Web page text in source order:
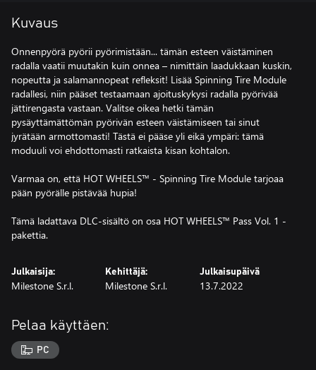
Kuvaus
Onnenpyörä pyörii pyörimistään... tämän esteen väistäminen
radalla vaatii muutakin kuin onnea – nimittäin laadukkaan kuskin,
nopeutta ja salamannopeat refleksit! Lisää Spinning Tire Module
radallesi, niin pääset testaamaan ajoituskykysi radalla pyörivää
jättirengasta vastaan. Valitse oikea hetki tämän
pysäyttämättömän pyörivän esteen väistämiseen tai sinut
jyrätään armottomasti! Tästä ei pääse yli eikä ympäri: tämä
moduuli voi ehdottomasti ratkaista kisan kohtalon.
Varmaa on, että HOT WHEELS™ - Spinning Tire Module tarjoaa
pään pyörälle pistävää hupia!
Tämä ladattava DLC-sisältö on osa HOT WHEELS™ Pass Vol. 1 -
pakettia.
Julkaisija:
Milestone S.r.l.
Kehittäjä:
Milestone S.r.l.
Julkaisupäivä
13.7.2022
Pelaa käyttäen:
PC